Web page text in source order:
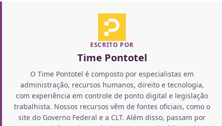
ESCRITO POR
Time Pontotel
O Time Pontotel é composto por especialistas em
administração, recursos humanos, direito e tecnologia,
com experiência em controle de ponto digital e legislação
trabalhista. Nossos recursos vêm de fontes oficiais, como o
site do Governo Federal e a CLT. Além disso, passam por